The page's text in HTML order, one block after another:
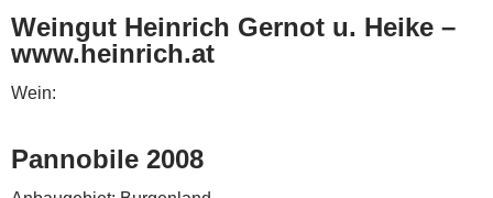
Weingut Heinrich Gernot u. Heike –
www.heinrich.at
Wein:
Pannobile 2008